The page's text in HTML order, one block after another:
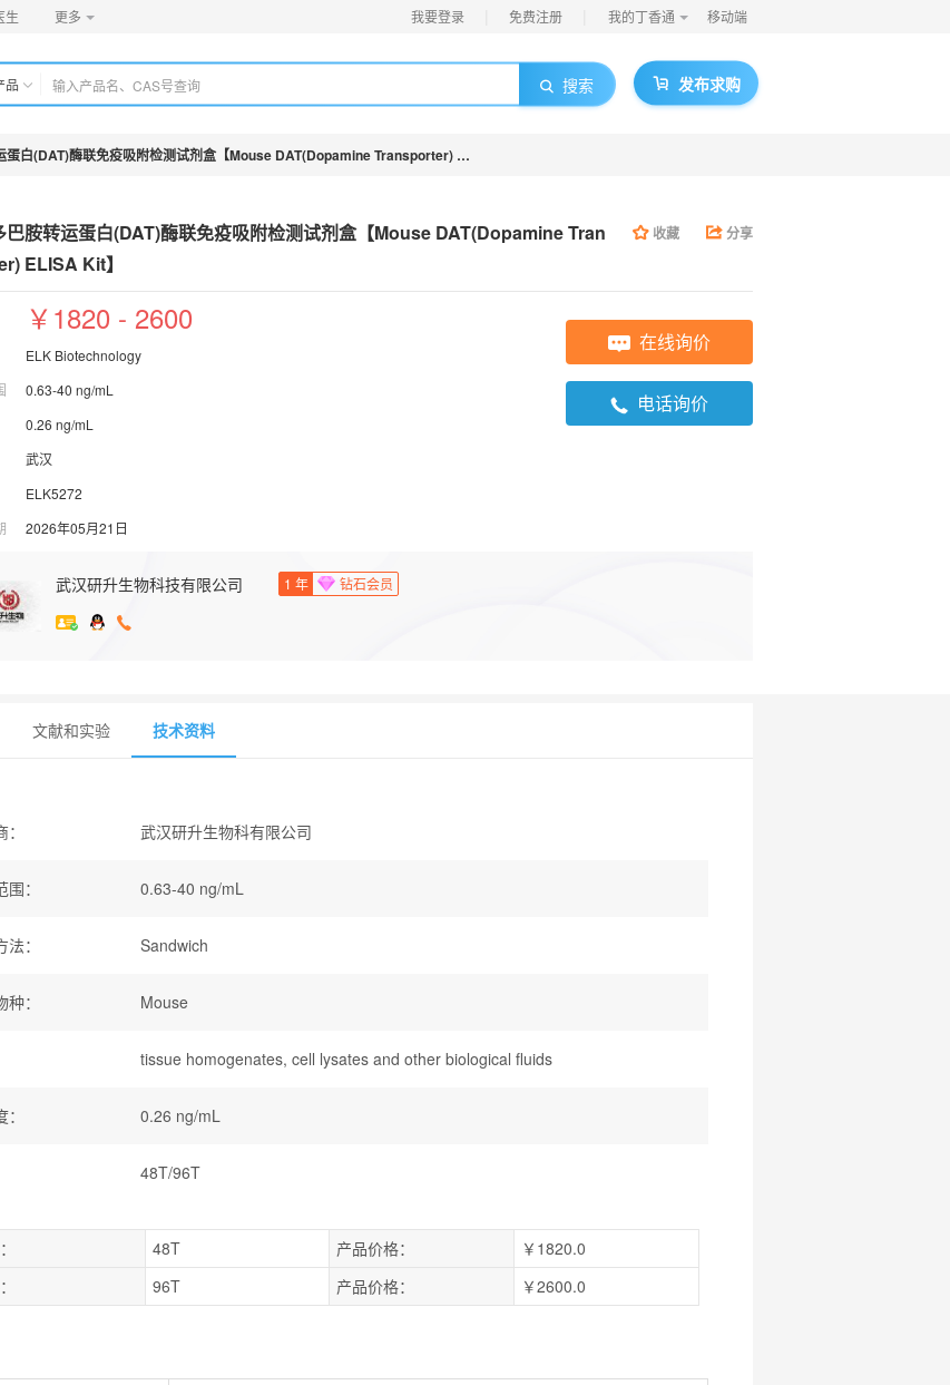
生 更多 我要登录 免费注册 我的丁香通 移动端
品 搜索 发布求购
小鼠多巴胺转运蛋白(DAT)酶联免疫吸附检测试剂盒【Mouse DAT(Dopamine Transporter) ELISA Kit】
巴胺转运蛋白(DAT)酶联免疫吸附检测试剂盒【Mouse DAT(Dopamine Tran
ELISA Kit】
收藏 分享
￥1820 - 2600
ELK Biotechnology
0.63-40 ng/mL
0.26 ng/mL
武汉
ELK5272
2026年05月21日
在线询价
电话询价
武汉研升生物科技有限公司 1 年 钻石会员
文献和实验 技术资料
： 武汉研升生物科有限公司
围： 0.63-40 ng/mL
法： Sandwich
种： Mouse
tissue homogenates, cell lysates and other biological fluids
： 0.26 ng/mL
48T/96T
48T 产品价格：
￥1820.0
96T 产品价格： ￥2600.0